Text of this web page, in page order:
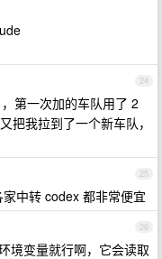
24
第一次加的车队用了 2
把我拉到了一个新车队，
25
中转 codex 都非常便宜
26
境变量就行啊，它会读取